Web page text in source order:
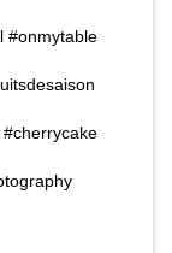
#onmytable